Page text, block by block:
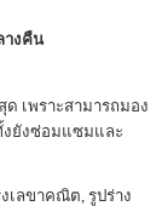
างคืน
เพราะสามารถมอง
งยังซ่อมแซมและ
เลขาคณิต, รูปร่าง